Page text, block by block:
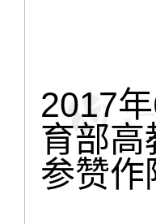
2017
育部高
参赞作